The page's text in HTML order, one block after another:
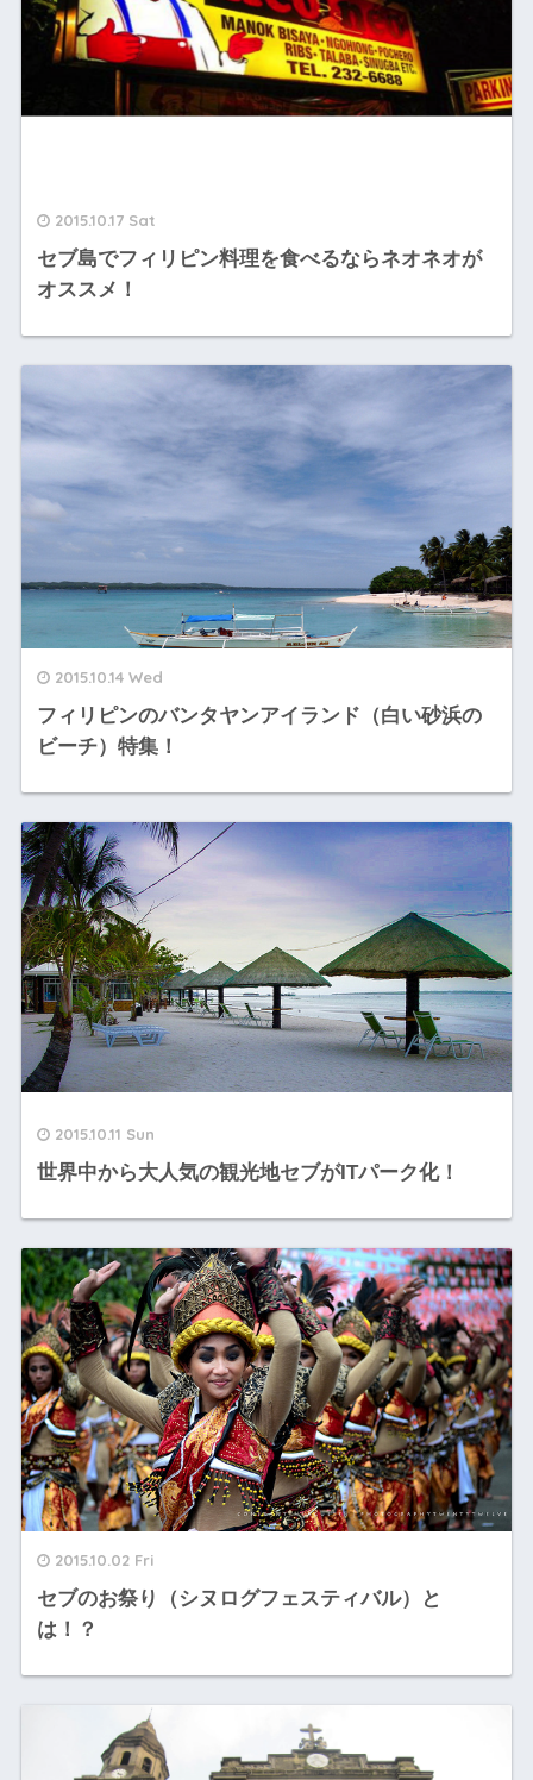
2015.10.17 Sat
セブ島でフィリピン料理を食べるならネオネオが
オススメ！
2015.10.14 Wed
フィリピンのバンタヤンアイランド（白い砂浜の
ビーチ）特集！
2015.10.11 Sun
世界中から大人気の観光地セブがITパーク化！
2015.10.02 Fri
セブのお祭り（シヌログフェスティバル）と
は！？